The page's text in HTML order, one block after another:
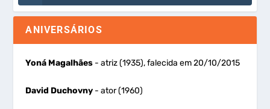
ANIVERSÁRIOS
Yoná Magalhães - atriz (1935), falecida em 20/10/2015
David Duchovny - ator (1960)